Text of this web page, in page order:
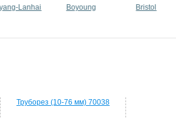
Lanhai Boyoung Bristol
Труборез (10-76 мм) 70038